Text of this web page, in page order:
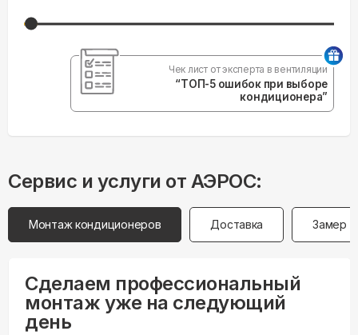
Чек лист от эксперта в вентиляции
“ТОП-5 ошибок при выборе
кондиционера”
Сервис и услуги от АЭРОС:
Монтаж кондиционеров Доставка Замер
Сделаем профессиональный
монтаж уже на следующий
день